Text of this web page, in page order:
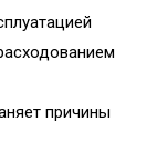
причины